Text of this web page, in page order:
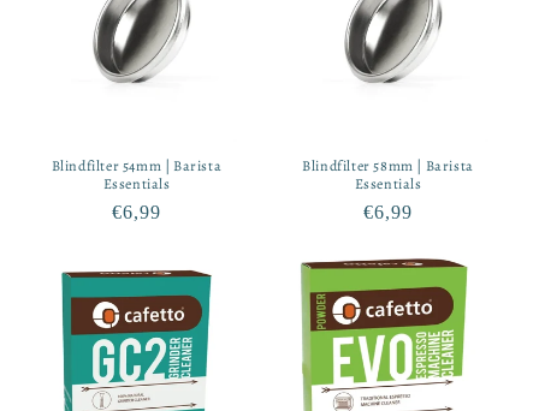
Blindfilter 54mm | Barista
Essentials
Normale
€6,99
Blindfilter 58mm | Barista
Essentials
Normale
€6,99